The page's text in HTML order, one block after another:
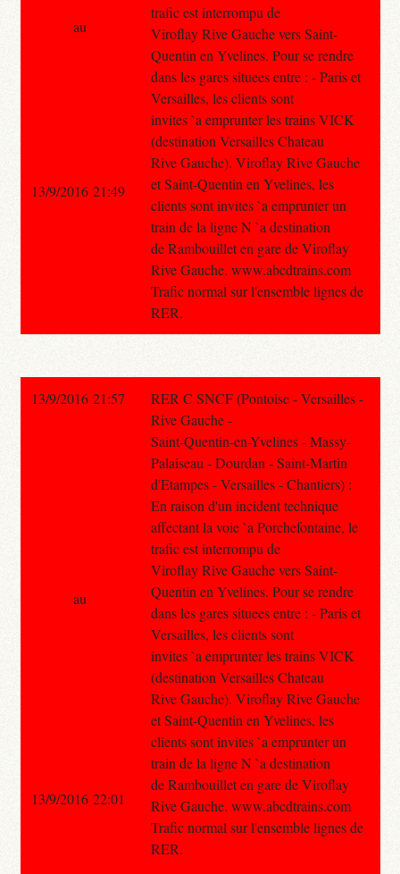
trafic est interrompu de
Viroflay Rive Gauche vers Saint-
Quentin en Yvelines. Pour se rendre
dans les gares situees entre : - Paris et
Versailles, les clients sont
invites `a emprunter les trains VICK
(destination Versailles Chateau
Rive Gauche). Viroflay Rive Gauche
et Saint-Quentin en Yvelines, les
clients sont invites `a emprunter un
train de la ligne N `a destination
de Rambouillet en gare de Viroflay
Rive Gauche. www.abcdtrains.com
Trafic normal sur l'ensemble lignes de
RER.
au
13/9/2016 21:49
13/9/2016 21:57
RER C SNCF (Pontoise - Versailles -
Rive Gauche -
Saint-Quentin-en-Yvelines - Massy-
Palaiseau - Dourdan - Saint-Martin
d'Etampes - Versailles - Chantiers) :
En raison d'un incident technique
affectant la voie `a Porchefontaine, le
trafic est interrompu de
Viroflay Rive Gauche vers Saint-
Quentin en Yvelines. Pour se rendre
dans les gares situees entre : - Paris et
Versailles, les clients sont
invites `a emprunter les trains VICK
(destination Versailles Chateau
Rive Gauche). Viroflay Rive Gauche
et Saint-Quentin en Yvelines, les
clients sont invites `a emprunter un
train de la ligne N `a destination
de Rambouillet en gare de Viroflay
Rive Gauche. www.abcdtrains.com
Trafic normal sur l'ensemble lignes de
RER.
au
13/9/2016 22:01